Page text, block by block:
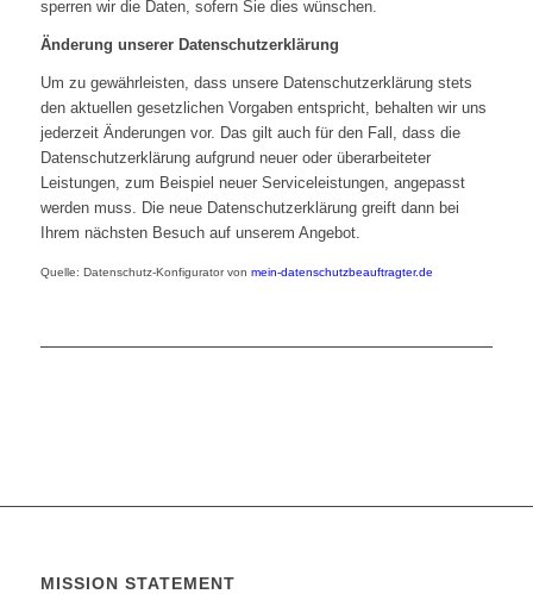
sperren wir die Daten, sofern Sie dies wünschen.
Änderung unserer Datenschutzerklärung
Um zu gewährleisten, dass unsere Datenschutzerklärung stets
den aktuellen gesetzlichen Vorgaben entspricht, behalten wir uns
jederzeit Änderungen vor. Das gilt auch für den Fall, dass die
Datenschutzerklärung aufgrund neuer oder überarbeiteter
Leistungen, zum Beispiel neuer Serviceleistungen, angepasst
werden muss. Die neue Datenschutzerklärung greift dann bei
Ihrem nächsten Besuch auf unserem Angebot.
Quelle: Datenschutz-Konfigurator von mein-datenschutzbeauftragter.de
MISSION STATEMENT